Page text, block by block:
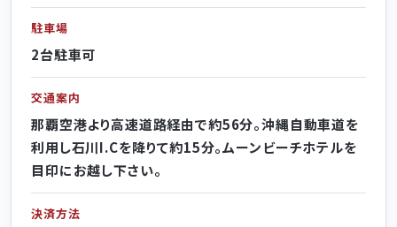
駐車場
2台駐車可
交通案内
那覇空港より高速道路経由で約56分。沖縄自動車道を
利用し石川I.Cを降りて約15分。ムーンビーチホテルを
目印にお越し下さい。
決済方法